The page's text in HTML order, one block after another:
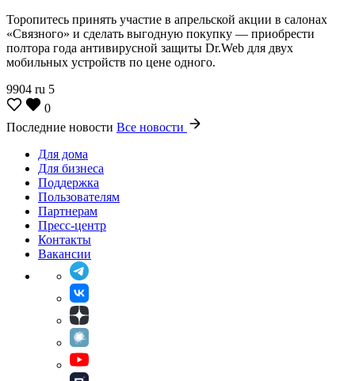
Торопитесь принять участие в апрельской акции в салонах
«Связного» и сделать выгодную покупку — приобрести
полтора года антивирусной защиты Dr.Web для двух
мобильных устройств по цене одного.
9904 ru 5
0
Последние новости Все новости
Для дома
Для бизнеса
Поддержка
Пользователям
Партнерам
Пресс-центр
Контакты
Вакансии